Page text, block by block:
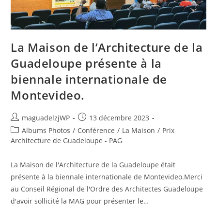
La Maison de l’Architecture de la
Guadeloupe présente à la
biennale internationale de
Montevideo.
Auteur/autrice
de
la
maguadelzjWP
Publication
publiée :
13 décembre 2023
Post
category:
Albums Photos / Conférence / La Maison / Prix
Architecture de Guadeloupe - PAG
La Maison de l'Architecture de la Guadeloupe était
présente à la biennale internationale de Montevideo.Merci
au Conseil Régional de l'Ordre des Architectes Guadeloupe
d'avoir sollicité la MAG pour présenter le…